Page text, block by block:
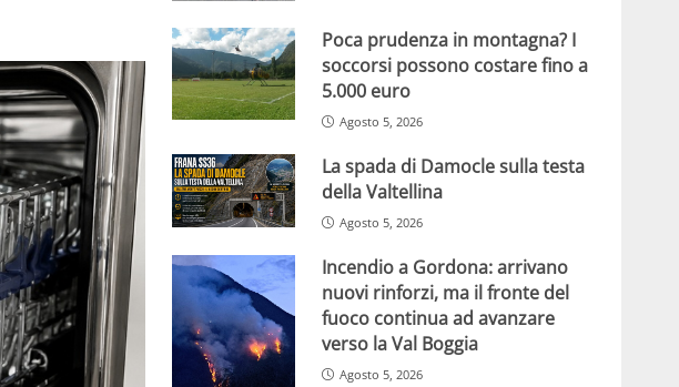
Poca prudenza in montagna? I
soccorsi possono costare fino a
5.000 euro
Agosto 5, 2026
La spada di Damocle sulla testa
della Valtellina
Agosto 5, 2026
Incendio a Gordona: arrivano
nuovi rinforzi, ma il fronte del
fuoco continua ad avanzare
verso la Val Boggia
Agosto 5, 2026